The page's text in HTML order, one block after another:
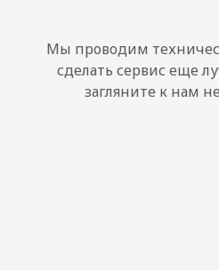
Мы проводим
сделать сервис еще
загляните к нам